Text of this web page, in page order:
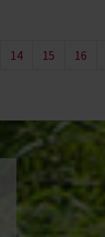
14 15 16